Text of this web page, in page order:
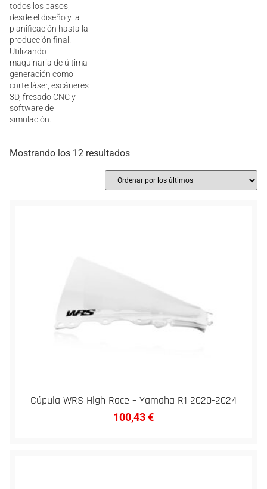
todos los pasos,
desde el diseño y la
planificación hasta la
producción final.
Utilizando
maquinaria de última
generación como
corte láser, escáneres
3D, fresado CNC y
software de
simulación.
Mostrando los 12 resultados
Cúpula WRS High Race – Yamaha R1 2020-2024
100,43€